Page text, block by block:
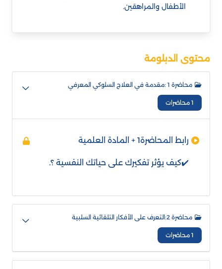
الأطفال والمراهقين.
محتوى الدبلومة
محاضرة 1 :مقدمة في العلاج السلوكي المعرفي
1 محاضرات
رابط المحاضرة1 + المادة العلمية
✔️كيف يؤثر تفكيرك على حياتك النفسية ؟.
محاضرة 2:التعرف على الأفكار التلقائية السلبية
1 محاضرات